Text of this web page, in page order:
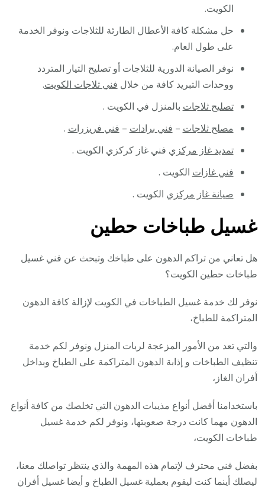
الكويت.
حل مشكلة كافة الأعطال الطارئة للثلاجات ونوفر الخدمة
على طول العام.
نوفر الصيانة الدورية للثلاجات أو تصليح التيار المتردد
ووحدات التبريد كافة من خلال فني ثلاجات الكويت.
تصليح ثلاجات بالمنزل في الكويت .
مصلح ثلاجات – فني برادات – فني فريزرات .
تمديد غاز مركزي فني غاز كركزي الكويت .
فني غازات الكويت .
صيانة غاز مركزي الكويت .
غسيل طباخات حطين
هل تعاني من تراكم الدهون على طباخك وتبحث عن فني غسيل
طباخات حطين الكويت؟
نوفر لك خدمة غسيل الطباخات في الكويت لإزالة كافة الدهون
المتراكمة للطباخ،
والتي تعد من الأمور المزعجة لربات المنزل ونوفر لكم خدمة
تنظيف الطباخات و إذابة الدهون المتراكمة على الطباخ وبداخل
أفران الغاز،
باستخدامنا أفضل أنواع مذيبات الدهون التي تخلصك من كافة أنواع
الدهون مهما كانت درجة صعوبتها، ونوفر لكم خدمة غسيل
طباخات الكويت،
بفضل فني محترف لإتمام هذه المهمة والذي ينتظر تواصلك معنا،
ليصلك أينما كنت ليقوم بعملية غسيل الطباخ و أيضا غسيل أفران